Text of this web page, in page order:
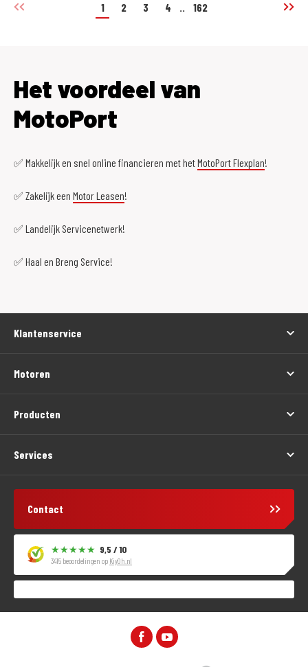
1 2 3 4 .. 162
Het voordeel van
MotoPort
✅ Makkelijk en snel online financieren met hetMotoPort Flexplan!
✅ Zakelijk een Motor Leasen!
✅ Landelijk Servicenetwerk!
✅ Haal en Breng Service!
Klantenservice
Motoren
Producten
Services
Contact
9,5 / 10
3415 beoordelingen op KiyOh.nl